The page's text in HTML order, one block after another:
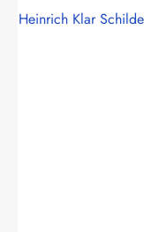
Heinrich Klar